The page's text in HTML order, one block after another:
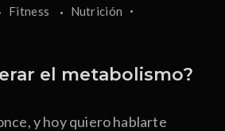
Fitness
Nutrición
el metabolismo?
y hoy quiero hablarte